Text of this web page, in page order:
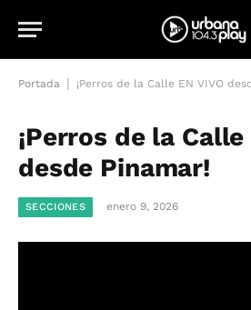
Portada ¡Perros de la Calle EN VIVO
¡Perros de la Calle
desde Pinamar!
SECCIONES enero 9, 2026